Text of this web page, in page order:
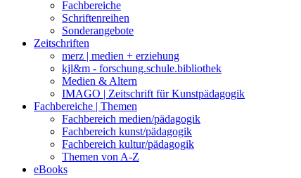
Fachbereiche
Schriftenreihen
Sonderangebote
Zeitschriften
merz | medien + erziehung
kjl&m - forschung.schule.bibliothek
Medien & Altern
IMAGO | Zeitschrift für Kunstpädagogik
Fachbereiche | Themen
Fachbereich medien/pädagogik
Fachbereich kunst/pädagogik
Fachbereich kultur/pädagogik
Themen von A-Z
eBooks